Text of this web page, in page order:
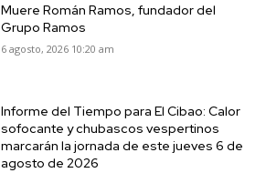
Muere Román Ramos, fundador del
Grupo Ramos
6 agosto, 2026 10:20 am
Informe del Tiempo para El Cibao: Calor
sofocante y chubascos vespertinos
marcarán la jornada de este jueves 6 de
agosto de 2026